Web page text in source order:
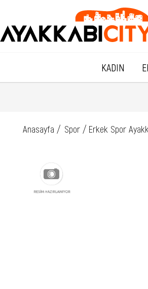
KADIN
Anasayfa Spor Erkek Spor